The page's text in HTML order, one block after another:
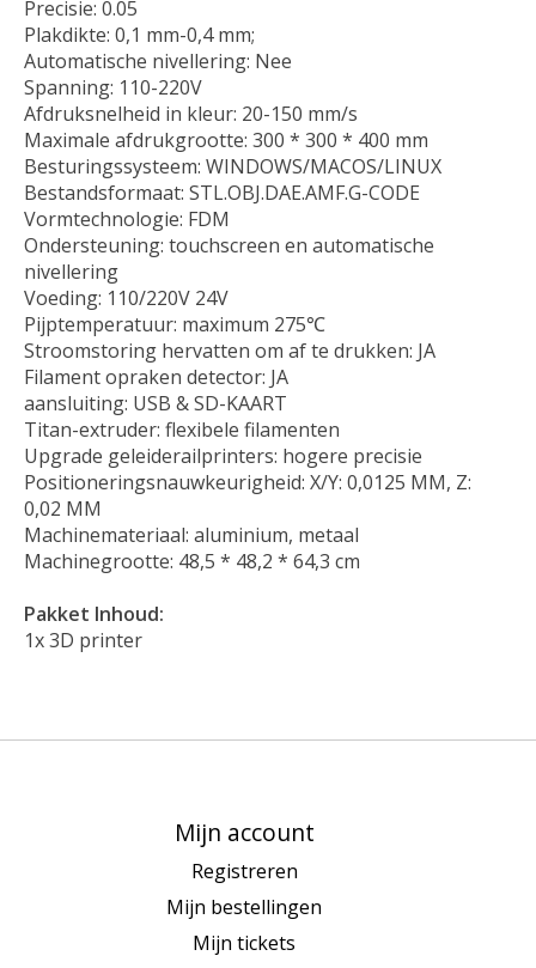
Precisie: 0.05
Plakdikte: 0,1 mm-0,4 mm;
Automatische nivellering: Nee
Spanning: 110-220V
Afdruksnelheid in kleur: 20-150 mm/s
Maximale afdrukgrootte: 300 * 300 * 400 mm
Besturingssysteem: WINDOWS/MACOS/LINUX
Bestandsformaat: STL.OBJ.DAE.AMF.G-CODE
Vormtechnologie: FDM
Ondersteuning: touchscreen en automatische
nivellering
Voeding: 110/220V 24V
Pijptemperatuur: maximum 275℃
Stroomstoring hervatten om af te drukken: JA
Filament opraken detector: JA
aansluiting: USB & SD-KAART
Titan-extruder: flexibele filamenten
Upgrade geleiderailprinters: hogere precisie
Positioneringsnauwkeurigheid: X/Y: 0,0125 MM, Z:
0,02 MM
Machinemateriaal: aluminium, metaal
Machinegrootte: 48,5 * 48,2 * 64,3 cm
Pakket Inhoud:
1x 3D printer
Mijn account
Registreren
Mijn bestellingen
Mijn tickets